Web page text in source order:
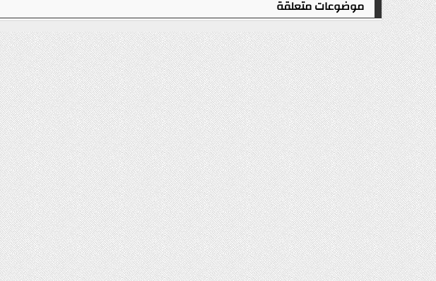
موضوعات متعلقة